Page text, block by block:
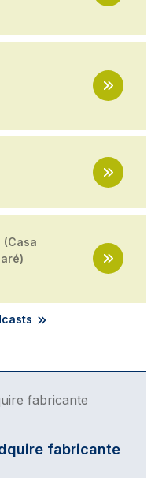
(Casa
fabricante